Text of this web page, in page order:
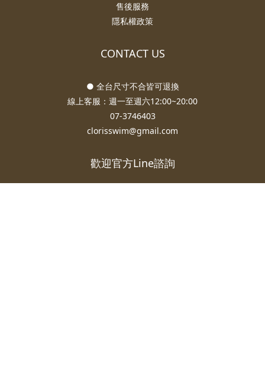
售後服務
隱私權政策
CONTACT US
● 全台尺寸不合皆可退換
線上客服：週一至週六12:00~20:00
07-3746403
clorisswim@gmail.com
歡迎官方Line諮詢